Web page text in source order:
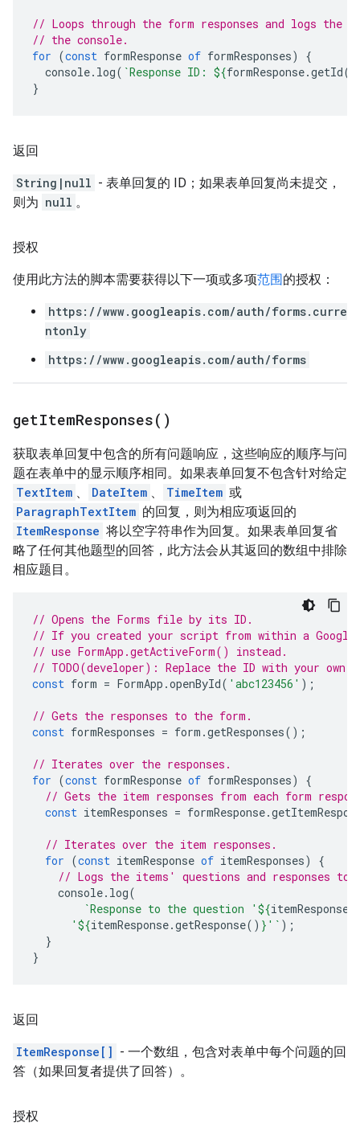
// Loops through the form responses and logs the
// the console.
for (const formResponse of formResponses)
{
console. log( `Response ID: ${formResponse.getId()
}
返回
String|null - 表单回复的 ID；如果表单回复尚未提交，
则为 null 。
授权
使用此方法的脚本需要获得以下一项或多项范围的授权：
https://www.googleapis.com/auth/forms.curre
ntonly
https://www.googleapis.com/auth/forms
getItemResponses( )
获取表单回复中包含的所有问题响应，这些响应的顺序与问
题在表单中的显示顺序相同。如果表单回复不包含针对给定
TextItem 、 DateItem 、 TimeItem 或
ParagraphTextItem 的回复，则为相应项返回的
ItemResponse 将以空字符串作为回复。如果表单回复省
略了任何其他题型的回答，此方法会从其返回的数组中排除
相应题目。
// Opens the Forms file by its ID.
// If you created your script from within a Google
// use FormApp.getActiveForm() instead.
// TODO(developer): Replace the ID with your own.
const form = FormApp .openById( 'abc123456' );
// Gets the responses to the form.
const formResponses = form .getResponses();
// Iterates over the responses.
for (const formResponse of formResponses)
{
// Gets the item responses from each form
const itemResponses = formResponse.
// Iterates over the item responses.
for (const itemResponse of itemResponses)
{
// Logs the items' questions and responses to
console. log(
`Response to the question ' ${itemResponse
      '
${itemResponse.getResponse() } '` );
}
}
返回
ItemResponse[] - 一个数组，包含对表单中每个问题的回
答（如果回复者提供了回答）。
授权